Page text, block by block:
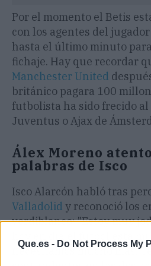
Que.es - Do Not Process My
Por el momento el Betis
con los agentes del
hasta el último minuto
fichaje. Hay que recordar
Manchester United
británico pagara 100
futbolista ha sido frecido al
Juventus o Ajax de
Álex Moreno
palabras de Isco
Isco Alarcón habló tras
Valladolid y reconoció los
verdiblanco: "Estoy muy
necesitamos mucho más.